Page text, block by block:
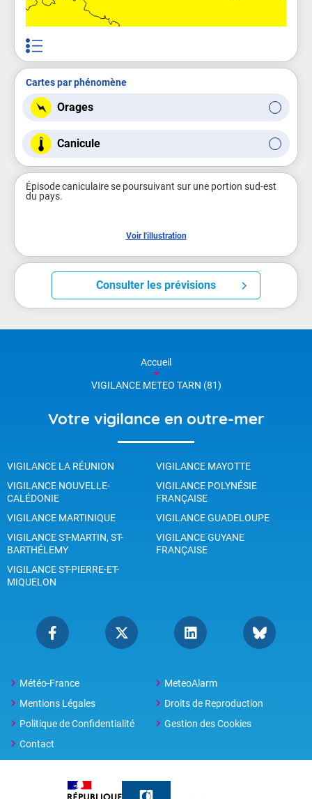
Cartes par phénomène
Orages
Canicule
Épisode caniculaire se poursuivant sur une portion sud-est
du pays.
Voir l'illustration
Consulter les prévisions
Accueil
VIGILANCE METEO TARN (81)
Votre vigilance en outre-mer
VIGILANCE LA RÉUNION
VIGILANCE MAYOTTE
VIGILANCE NOUVELLE-
CALÉDONIE
VIGILANCE POLYNÉSIE
FRANÇAISE
VIGILANCE MARTINIQUE
VIGILANCE GUADELOUPE
VIGILANCE ST-MARTIN, ST-
BARTHÉLEMY
VIGILANCE GUYANE
FRANÇAISE
VIGILANCE ST-PIERRE-ET-
MIQUELON
Météo-France
MeteoAlarm
Mentions Légales
Droits de Reproduction
Politique de Confidentialité
Gestion des Cookies
Contact